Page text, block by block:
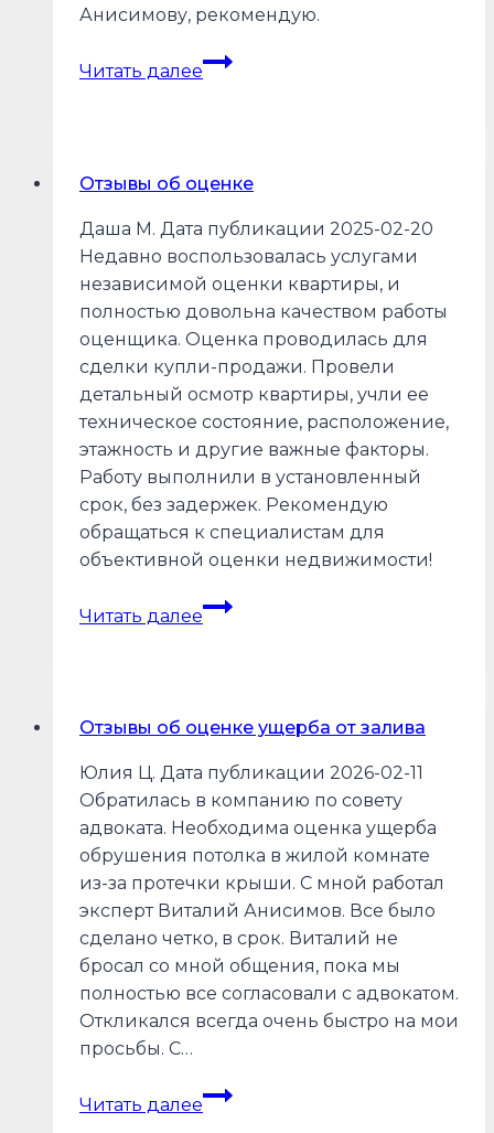
Анисимову, рекомендую.
Читать далее
Отзывы
Отзывы об оценке
Даша М. Дата публикации 2025-02-20
Недавно воспользовалась услугами
независимой оценки квартиры, и
полностью довольна качеством работы
оценщика. Оценка проводилась для
сделки купли-продажи. Провели
детальный осмотр квартиры, учли ее
техническое состояние, расположение,
этажность и другие важные факторы.
Работу выполнили в установленный
срок, без задержек. Рекомендую
обращаться к специалистам для
объективной оценки недвижимости!
Читать далее
Отзывы
об
Отзывы об оценке ущерба от залива
Юлия Ц. Дата публикации 2026-02-11
Обратилась в компанию по совету
адвоката. Необходима оценка ущерба
обрушения потолка в жилой комнате
из-за протечки крыши. С мной работал
эксперт Виталий Анисимов. Все было
сделано четко, в срок. Виталий не
бросал со мной общения, пока мы
полностью все согласовали с адвокатом.
Откликался всегда очень быстро на мои
просьбы. С…
Читать далее
Отзывы
об